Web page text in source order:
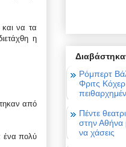
να τα
η
από
ένα πολύ
Ρόμπερτ
Φριτς
Πέντε
στην Αθήνα
να χάσεις